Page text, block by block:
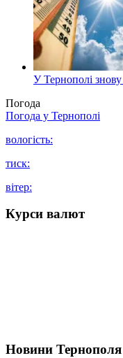
У Тернополі
Погода
Погода у Тернополі
вологість:
тиск:
вітер:
Курси валют
Новини Тернополя